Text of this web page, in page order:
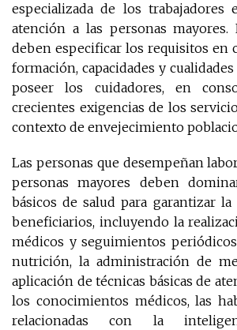
especializada de los trabajadores
atención a las personas mayores.
deben especificar los requisitos en
formación, capacidades y
poseer los cuidadores, en
crecientes exigencias de los
contexto de envejecimiento
Las personas que desempeñan
personas mayores deben
básicos de salud para garantizar
beneficiarios, incluyendo la
médicos y seguimientos
nutrición, la administración de
aplicación de técnicas básicas de
los conocimientos médicos, las
relacionadas con la